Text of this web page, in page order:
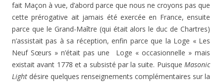
fait Maçon à vue, d’abord parce que nous ne croyons pas que
cette prérogative ait jamais été exercée en France, ensuite
parce que le Grand-Maître (qui était alors le duc de Chartres)
n’assistait pas à sa réception, enfin parce que la Loge « Les
Neuf Sœurs » n’était pas une Loge « occasionnelle » mais
existait avant 1778 et a subsisté par la suite. Puisque Masonic
Light désire quelques renseignements complémentaires sur la